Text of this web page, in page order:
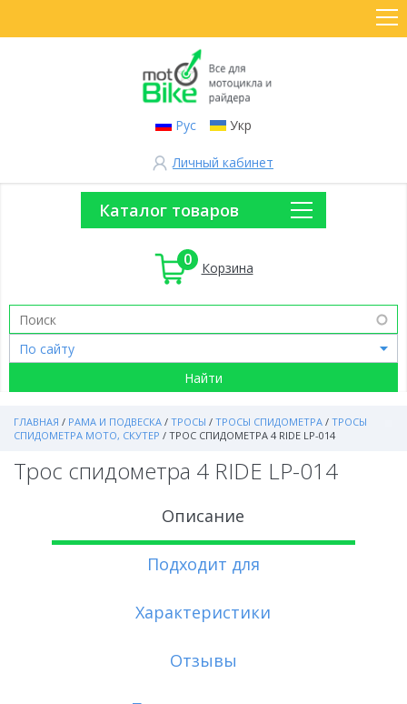
Рус Укр
Личный кабинет
Каталог товаров
0 Корзина
ГЛАВНАЯ / РАМА И ПОДВЕСКА / ТРОСЫ / ТРОСЫ СПИДОМЕТРА / ТРОСЫ
СПИДОМЕТРА МОТО, СКУТЕР / ТРОС СПИДОМЕТРА 4 RIDE LP-014
Трос спидометра 4 RIDE LP-014
Описание
Подходит для
Характеристики
Отзывы